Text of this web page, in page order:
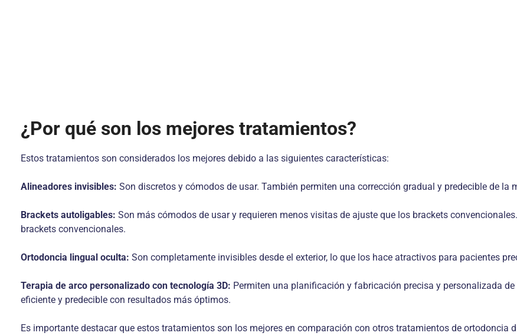
¿Por qué son los mejores tratamientos?
Estos tratamientos son considerados los mejores debido a las siguientes características:
Alineadores invisibles: Son discretos y cómodos de usar. También permiten una corrección gradual y predecible de la
Brackets autoligables: Son más cómodos de usar y requieren menos visitas de ajuste que los brackets
brackets convencionales.
Ortodoncia lingual oculta: Son completamente invisibles desde el exterior, lo que los hace atractivos para pacientes
Terapia de arco personalizado con tecnología 3D: Permiten una planificación y fabricación precisa y personalizada
eficiente y predecible con resultados más óptimos.
Es importante destacar que estos tratamientos son los mejores en comparación con otros tratamientos de ortodoncia